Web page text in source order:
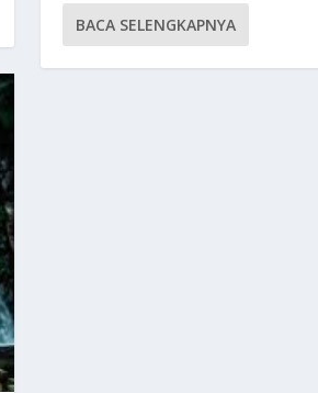
BACA SELENGKAPNYA